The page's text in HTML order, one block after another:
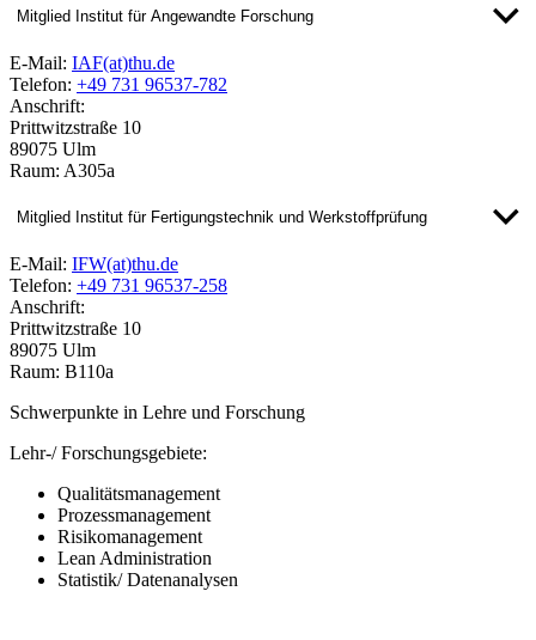
Mitglied Institut für Angewandte Forschung
E-Mail: IAF(at)thu.de
Telefon: +49 731 96537-782
Anschrift:
Prittwitzstraße 10
89075 Ulm
Raum: A305a
Mitglied Institut für Fertigungstechnik und Werkstoffprüfung
E-Mail: IFW(at)thu.de
Telefon: +49 731 96537-258
Anschrift:
Prittwitzstraße 10
89075 Ulm
Raum: B110a
Schwerpunkte in Lehre und Forschung
Lehr-/ Forschungsgebiete:
Qualitätsmanagement
Prozessmanagement
Risikomanagement
Lean Administration
Statistik/ Datenanalysen